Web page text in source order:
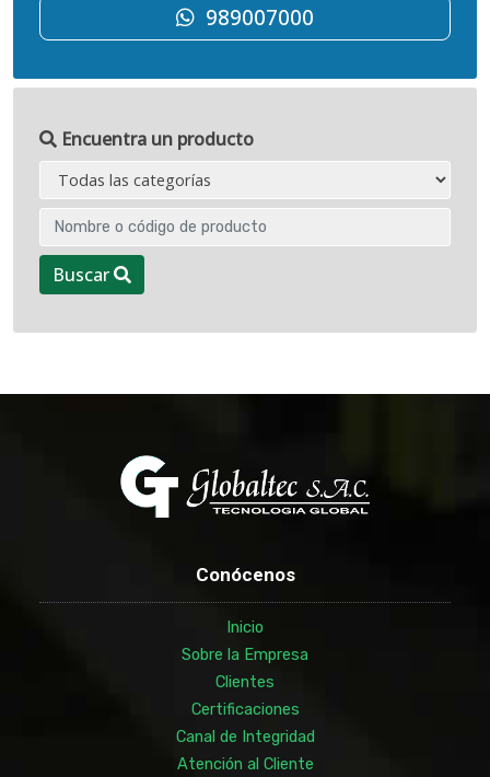
989007000
Encuentra un producto
Buscar
Conócenos
Inicio
Sobre la Empresa
Clientes
Certificaciones
Canal de Integridad
Atención al Cliente